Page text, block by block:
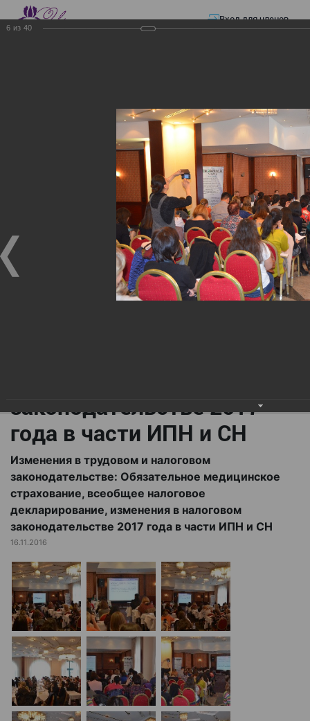
Вход для членов
Презентации—Изменения в трудовом и налоговом
законодательстве: Обязательное медицинское страхование, всеобщее
налоговое декларирование, изменения в налоговом законодательстве
2017 года в части ИПН и СН
Изменения в трудовом и
налоговом
законодательстве:
Обязательное
медицинское страхование,
законодательстве 2017
года в части ИПН и СН
Изменения в трудовом и налоговом
законодательстве: Обязательное медицинское
страхование, всеобщее налоговое
декларирование, изменения в налоговом
законодательстве 2017 года в части ИПН и СН
16.11.2016
6 из 40